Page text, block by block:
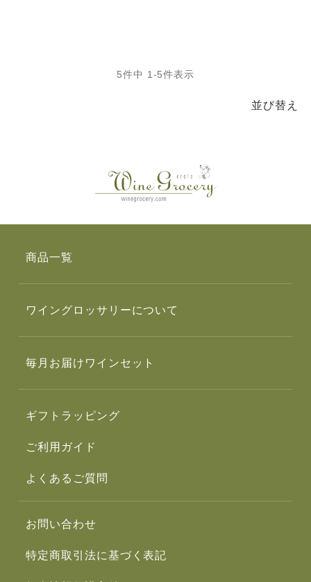
並び替え
5件中 1 -5件表示
商品一覧
ワイングロッサリーについて
毎月お届けワインセット
ギフトラッピング
ご利用ガイド
よくあるご質問
お問い合わせ
特定商取引法に基づく表記